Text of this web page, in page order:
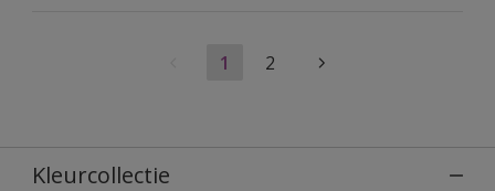
1 2
Kleurcollectie